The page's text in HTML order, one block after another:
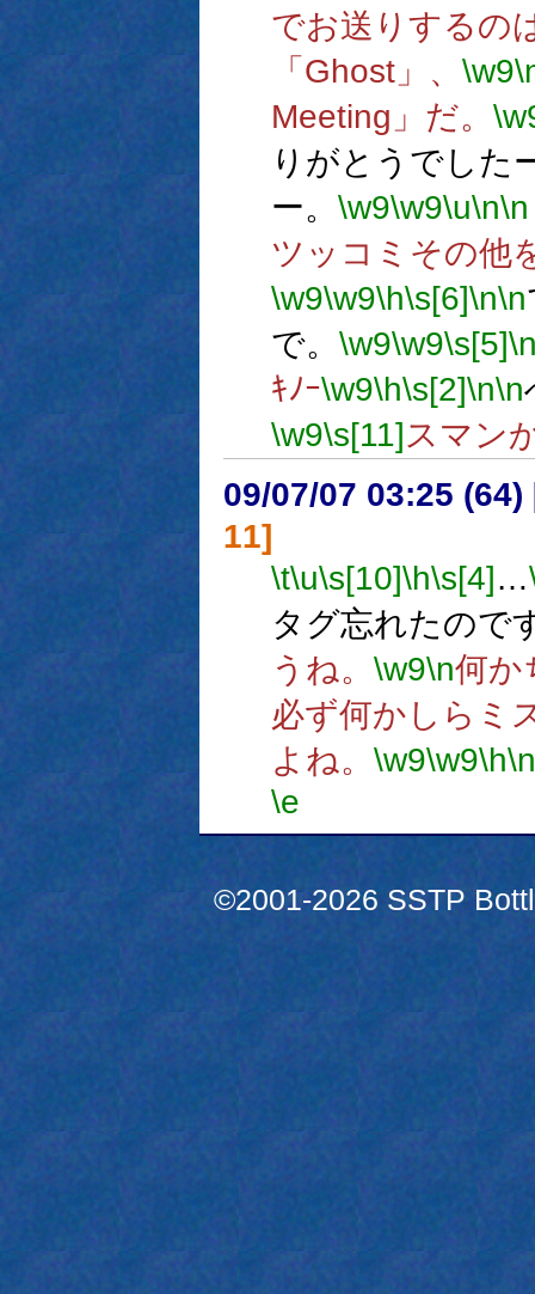
でお送りするの
「Ghost」、 \w9
Meeting」だ。
りがとうでした
ー。 \w9\w9\u\n\n
ツッコミその他
\w9\w9\h\s[6]\n\n
で。 \w9\w9\s[5]
ｷﾉｰ\w9\h\s[2]\n\n
\w9\s[11]スマン
09/07/07 03:25 (64)
11]
\t\u\s[10]\h\s[4]…
タグ忘れたので
うね。 \w9\n何か
必ず何かしらミ
よね。 \w9\w9\h\n
\e
©2001-2026 SSTP